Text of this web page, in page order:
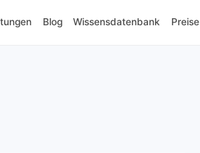
Blog Wissensdatenbank Preise